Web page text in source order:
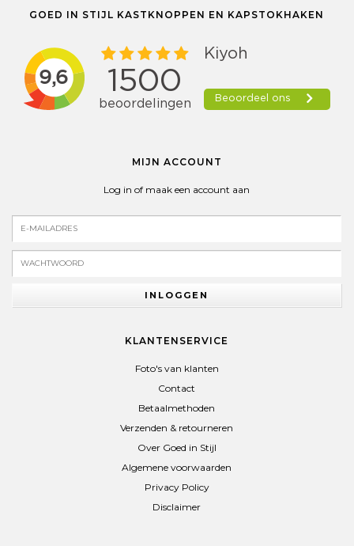
GOED IN STIJL KASTKNOPPEN EN KAPSTOKHAKEN
MIJN ACCOUNT
Log in of maak een account aan
INLOGGEN
KLANTENSERVICE
Foto's van klanten
Contact
Betaalmethoden
Verzenden & retourneren
Over Goed in Stijl
Algemene voorwaarden
Privacy Policy
Disclaimer